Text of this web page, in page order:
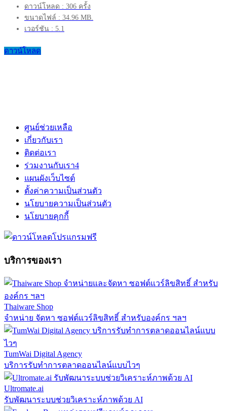
ดาวน์โหลด : 306 ครั้ง
ขนาดไฟล์ : 34.96 MB.
เวอร์ชัน : 5.1
ดาวน์โหลด
ศูนย์ช่วยเหลือ
เกี่ยวกับเรา
ติดต่อเรา
ร่วมงานกับเรา4
แผนผังเว็บไซต์
ตั้งค่าความเป็นส่วนตัว
นโยบายความเป็นส่วนตัว
นโยบายคุกกี้
บริการของเรา
Thaiware Shop
จำหน่าย จัดหา ซอฟต์แวร์ลิขสิทธิ์ สำหรับองค์กร ฯลฯ
TumWai Digital Agency
บริการรับทำการตลาดออนไลน์แบบไวๆ
Ultromate.ai
รับพัฒนาระบบช่วยวิเคราะห์ภาพด้วย AI